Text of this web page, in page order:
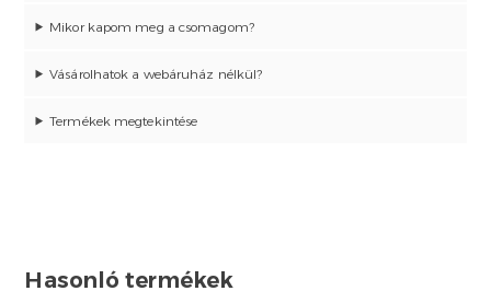
Mikor kapom meg a csomagom?
Vásárolhatok a webáruház nélkül?
Termékek megtekintése
Hasonló termékek